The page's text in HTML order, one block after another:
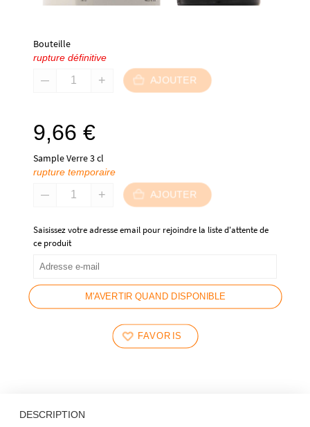
Bouteille
rupture définitive
AJOUTER
9,66 €
Sample Verre 3 cl
rupture temporaire
AJOUTER
Saisissez votre adresse email pour rejoindre la liste d'attente de
ce produit
M'AVERTIR QUAND DISPONIBLE
FAVORIS
DESCRIPTION